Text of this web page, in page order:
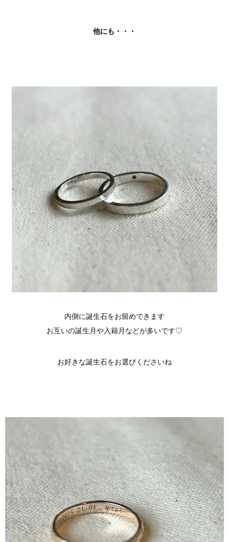
他にも・・・
内側に誕生石をお留めできます
お互いの誕生月や入籍月などが多いです♡
お好きな誕生石をお選びくださいね